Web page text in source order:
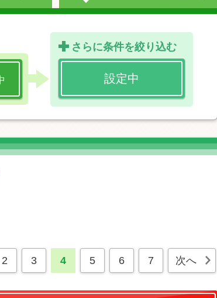
さらに条件を絞り込む
設定中
2 3 4 5 6 7 次へ